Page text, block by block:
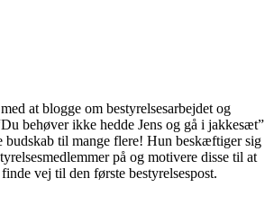
at blogge om bestyrelsesarbejdet og
behøver ikke hedde Jens og gå i jakkesæt”
budskab til mange flere! Hun beskæftiger sig
på og motivere disse til at
finde vej til den første bestyrelsespost.